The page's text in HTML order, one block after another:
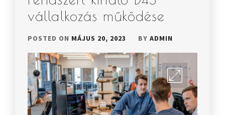
vállalkozás működése
POSTED ON MÁJUS 20, 2023 BY ADMIN